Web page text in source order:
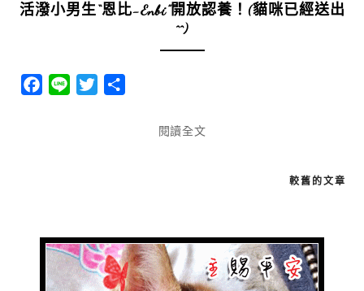
活潑小男生“恩比-Enbi”開放認養！(貓咪已經送出
^^)
Facebook
Line Twitter
閱讀全文
較舊的文章